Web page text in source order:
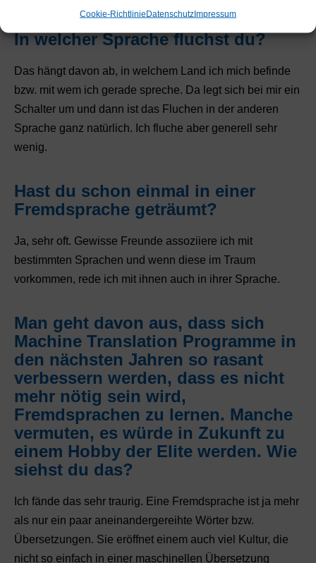
Cookie-RichtlinieDatenschutzImpressum
In welcher Sprache fluchst du?
Das hängt davon ab, in welchem Land ich mich befinde
bzw. mit wem ich gerade spreche. Da legt sich bei mir ein
Schalter um und dann ist das Fluchen in der anderen
Sprache ganz natürlich. Ich fluche aber generell sehr
wenig.
Hast du schon einmal in einer
Fremdsprache geträumt?
Ja, sehr oft. Gewisse Freunde assoziiere ich mit
bestimmten Sprachen und wenn diese im Traum
vorkommen, rede ich mit ihnen auch in ihrer Sprache.
Man geht davon aus, dass sich
Machine Translation Programme in
den nächsten Jahren so rasant
verbessern werden, dass es nicht
mehr nötig sein wird,
Fremdsprachen zu lernen. Manche
vermuten, es würde in Zukunft zu
einem Hobby der Elite werden. Wie
siehst du das?
Ich fände das sehr traurig. Eine Fremdsprache ist ja mehr
als nur ein paar aneinandergereihte Wörter bzw.
Übersetzungen. Sie eröffnet einem auch viel Kultur, die
nicht so einfach in einer maschinellen Übersetzung